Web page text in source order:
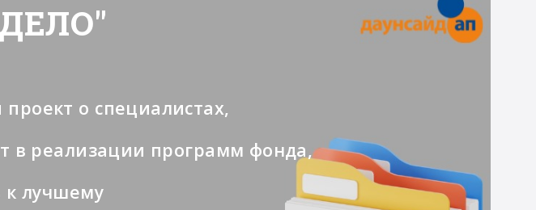
о специалистах,
в реализации программ фонда,
к лучшему